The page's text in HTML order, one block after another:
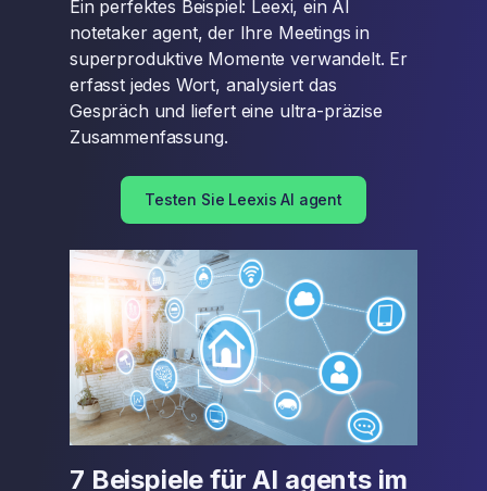
Ein perfektes Beispiel: Leexi, ein AI
notetaker agent, der Ihre Meetings in
superproduktive Momente verwandelt. Er
erfasst jedes Wort, analysiert das
Gespräch und liefert eine ultra-präzise
Zusammenfassung.
Testen Sie Leexis AI agent
7 Beispiele für AI agents im